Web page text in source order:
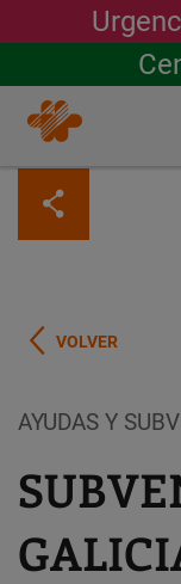
contenido
principal
VOLVER
AYUDAS Y